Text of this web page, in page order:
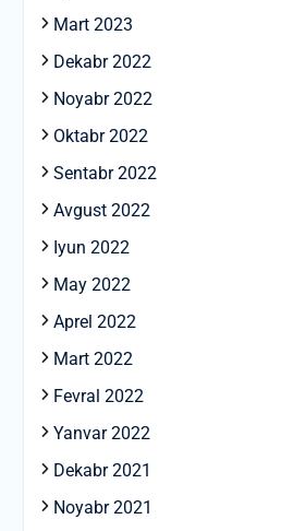
Mart 2023
Dekabr 2022
Noyabr 2022
Oktabr 2022
Sentabr 2022
Avgust 2022
Iyun 2022
May 2022
Aprel 2022
Mart 2022
Fevral 2022
Yanvar 2022
Dekabr 2021
Noyabr 2021